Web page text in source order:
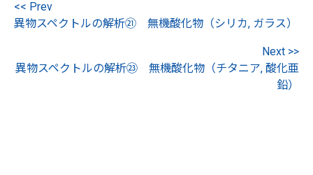
<< Prev
異物スペクトルの解析㉑ 無機酸化物（シリカ, ガラス）
Next >>
異物スペクトルの解析㉓ 無機酸化物（チタニア, 酸化亜
鉛）